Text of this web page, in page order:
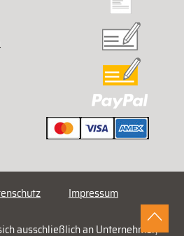
Impressum
ausschließlich an Unternehmer,